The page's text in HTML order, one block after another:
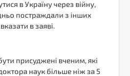
в Україну через війну,
постраждали з інших
в заяві.
присуджені вченим, які
наук більше ніж за 5